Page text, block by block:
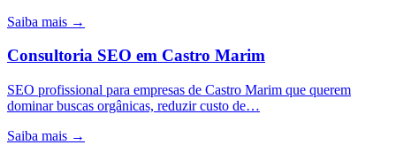
Saiba mais →
Consultoria SEO em Castro Marim
SEO profissional para empresas de Castro Marim que querem
dominar buscas orgânicas, reduzir custo de…
Saiba mais →